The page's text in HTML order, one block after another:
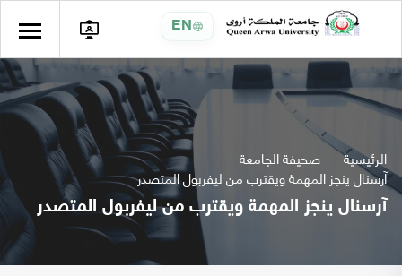
EN
الرئيسية صحيفة الجامعة
آرسنال ينجز المهمة ويقترب من ليفربول المتصدر
آرسنال ينجز المهمة ويقترب من ليفربول المتصدر